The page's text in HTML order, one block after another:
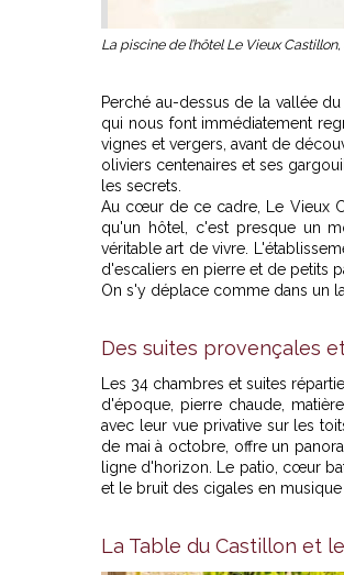
La piscine de l’hôtel Le Vieux
Perché au-dessus de la vallée
qui nous font immédiatement
vignes et vergers, avant de
oliviers centenaires et ses
les secrets.
Au cœur de ce cadre, Le Vieux
qu'un hôtel, c'est presque un
véritable art de vivre .
d'escaliers en pierre et de petits
On s'y déplace comme dans un
Des suites provençales
Les 34 chambres et suites
d'époque, pierre chaude,
avec leur vue privative sur les
de mai à octobre, offre un
ligne d'horizon. Le patio, cœur
et le bruit des cigales en musique
La Table du Castillon et